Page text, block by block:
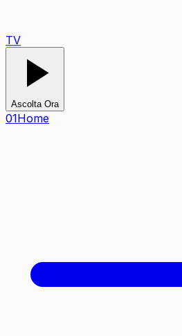
Ascolta Ora
01Home